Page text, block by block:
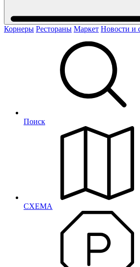
Корнеры Рестораны Маркет Новости и
Поиск
СХЕМА